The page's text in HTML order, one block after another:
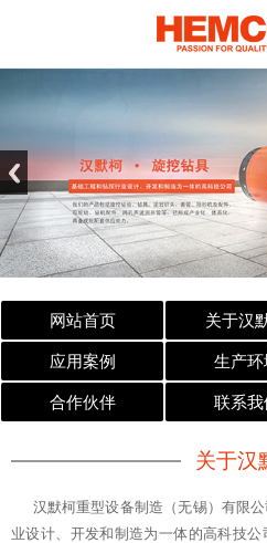
网站首页 关于汉
应用案例 生产环
合作伙伴 联系我
关于汉
汉默柯重型设备制造（无锡）有限
业设计、开发和制造为一体的高科技